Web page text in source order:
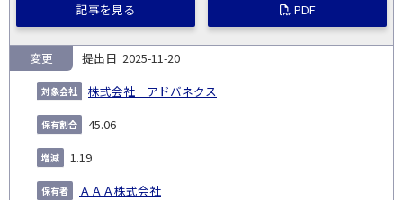
記事を見る PDF
2025-11-20
株式会社 アドバネクス
変更
45.06
1.19
ＡＡＡ株式会社